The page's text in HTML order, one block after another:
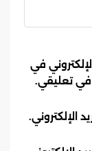
في
في تعليقي.
الإلكتروني.